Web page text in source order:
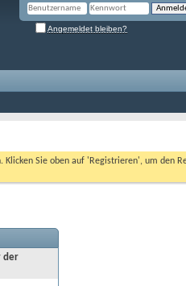
Angemeldet bleiben?
Klicken Sie oben auf 'Registrieren', um den
der